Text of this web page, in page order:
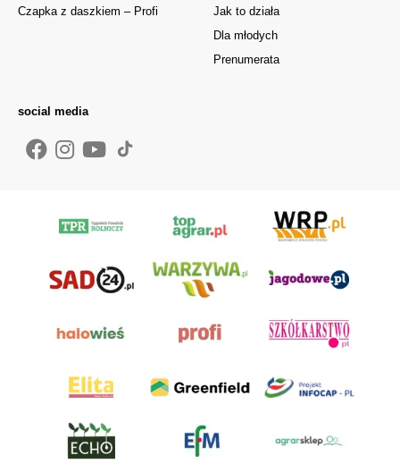
Jak to działa
Dla młodych
Prenumerata
Czapka z daszkiem – Profi
social media